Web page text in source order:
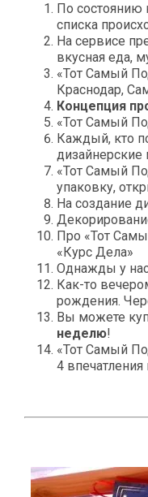
По состоянию
списка
На сервисе
вкусная еда,
«Тот Самый
Краснодар,
Концепция
«Тот Самый
Каждый, кто
дизайнерские
«Тот Самый
упаковку,
На создание
Про «Тот
«Курс Дела»
Однажды у нас
Как-то
рождения.
Вы можете
неделю!
«Тот Самый
4